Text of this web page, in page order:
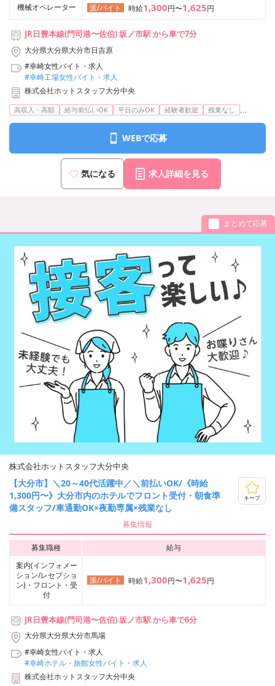
機械オペレーター
派/バイト 時給1,300円〜1,625円
JR日豊本線(門司港〜佐伯) 坂ノ市駅 から車で7分
大分県大分県大分市日吉原
#幸崎女性バイト・求人
#幸崎工場女性バイト・求人
株式会社ホットスタッフ大分中央
高収入・高額 給与前払いOK 平日のみOK 経験者歓迎 残業なし ...
WEBで応募
気になる 求人詳細を見る
まとめて応募
株式会社ホットスタッフ大分中央
【大分市】＼20～40代活躍中／＼前払いOK/《時給
1,300円〜》大分市内のホテルでフロント受付・朝食準
備スタッフ/車通勤OK×夜勤専属×残業なし
キープ
募集情報
募集職種
給与
案内(インフォメー
ション/レセプショ
ン)・フロント・受
付
派/バイト 時給1,300円〜1,625円
JR日豊本線(門司港〜佐伯) 坂ノ市駅 から車で6分
大分県大分県大分市馬場
#幸崎女性バイト・求人
#幸崎ホテル・旅館女性バイト・求人
株式会社ホットスタッフ大分中央